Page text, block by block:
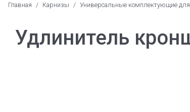
Главная / Карнизы / Универсальные комплектующие
Удлинитель